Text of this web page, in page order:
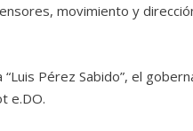
movimiento y
Pérez Sabido”, el
e.DO.